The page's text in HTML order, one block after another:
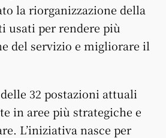
la riorganizzazione della
usati per rendere più
del servizio e migliorare il
32 postazioni attuali
in aree più strategiche e
L’iniziativa nasce per